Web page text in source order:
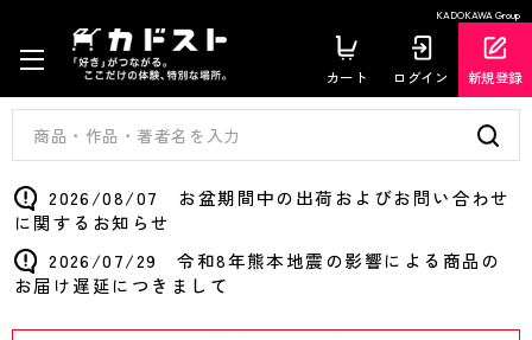
KADOKAWA Group
カート ログイン 新規登録
2026/08/07 お盆期間中の出荷およびお問い合わせ
に関するお知らせ
2026/07/29 令和8年熊本地震の影響による商品の
お届け遅延につきまして